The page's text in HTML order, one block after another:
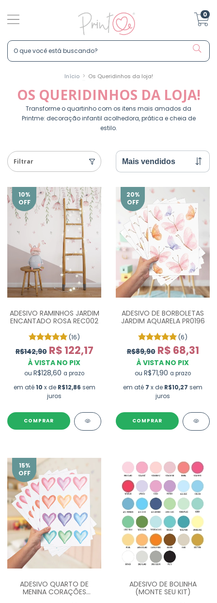
0
Início > Os Queridinhos da loja!
OS QUERIDINHOS DA LOJA!
Transforme o quartinho com os itens mais amados da
Printme: decoração infantil acolhedora, prática e cheia de
estilo.
Filtrar
10%
OFF
ADESIVO RAMINHOS JARDIM
ENCANTADO ROSA REC002
(16)
R$142,90 R$ 122,17
À VISTA NO PIX
ou R$128,60 a prazo
em até10 x de R$12,86 sem
juros
COMPRAR
20%
OFF
ADESIVO DE BORBOLETAS
JARDIM AQUARELA PR0196
(6)
R$89,90 R$ 68,31
À VISTA NO PIX
ou R$71,90 a prazo
em até 7 x de R$10,27 sem
juros
COMPRAR
15%
OFF
ADESIVO QUARTO DE
MENINA CORAÇÕES
ADESIVO DE BOLINHA
(MONTE SEU KIT)